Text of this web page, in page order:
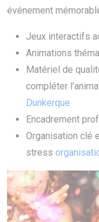
événement
Jeux interactifs
Animations
Matériel de
compléter
Dunkerque
Encadrement
Organisation clé
stress